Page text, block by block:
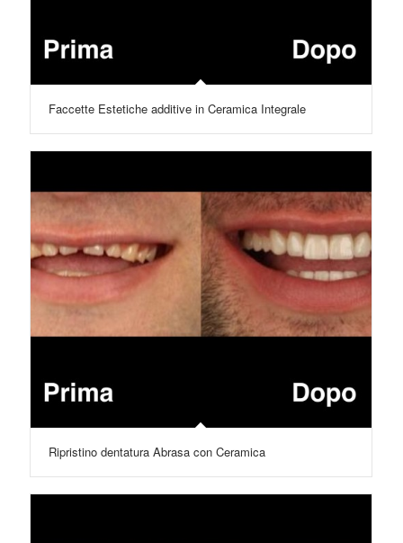
Faccette Estetiche additive in Ceramica Integrale
Ripristino dentatura Abrasa con Ceramica